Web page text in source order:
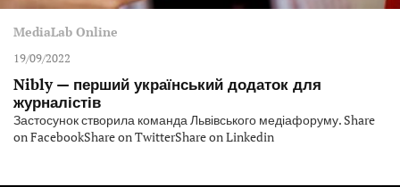
MediaLab Online
19/09/2022
Nibly — перший український додаток для
журналістів
Застосунок створила команда Львівського медіафоруму. Share
on FacebookShare on TwitterShare on Linkedin